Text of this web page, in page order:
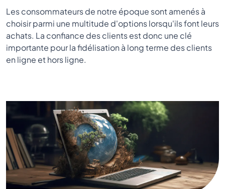
Les consommateurs de notre époque sont amenés à
choisir parmi une multitude d'options lorsqu'ils font leurs
achats. La confiance des clients est donc une clé
importante pour la fidélisation à long terme des clients
en ligne et hors ligne.